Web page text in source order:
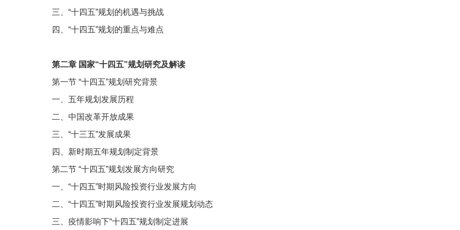
三、“十四五”规划的机遇与挑战
四、“十四五”规划的重点与难点
第二章 国家“十四五”规划研究及解读
第一节 “十四五”规划研究背景
一、五年规划发展历程
二、中国改革开放成果
三、“十三五”发展成果
四、新时期五年规划制定背景
第二节 “十四五”规划发展方向研究
一、“十四五”时期风险投资行业发展方向
二、“十四五”时期风险投资行业发展规划动态
三、疫情影响下“十四五”规划制定进展